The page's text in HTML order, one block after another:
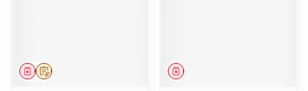
Op voorschrift
Geneesmiddel Geneesmiddel